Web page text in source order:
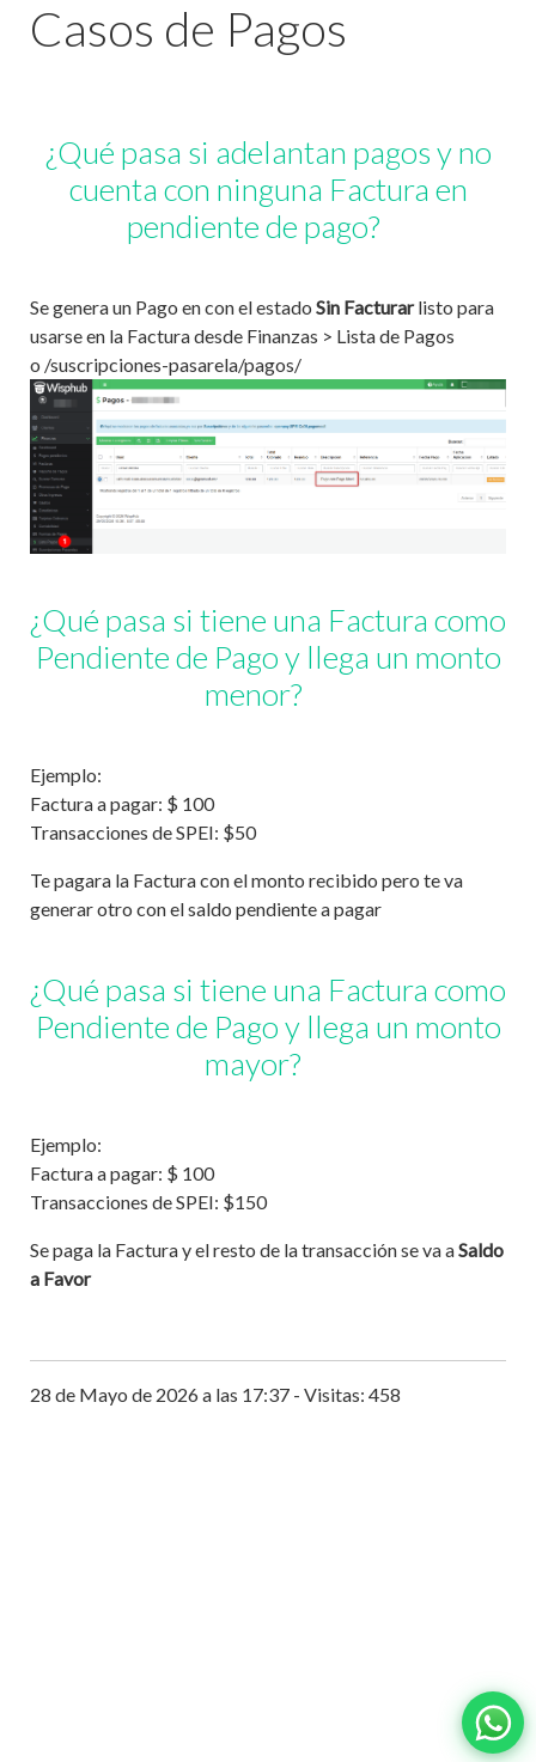
Casos de Pagos
¿Qué pasa si adelantan pagos y no
cuenta con ninguna Factura en
pendiente de pago?
Se genera un Pago en con el estado Sin Facturarlisto para
usarse en la Factura desde Finanzas > Lista de Pagos
o /suscripciones-pasarela/pagos/
¿Qué pasa si tiene una Factura como
Pendiente de Pago y llega un monto
menor?
Ejemplo:
Factura a pagar: $ 100
Transacciones de SPEI: $50
Te pagara la Factura con el monto recibido pero te va
generar otro con el saldo pendiente a pagar
¿Qué pasa si tiene una Factura como
Pendiente de Pago y llega un monto
mayor?
Ejemplo:
Factura a pagar: $ 100
Transacciones de SPEI: $150
Se paga la Factura y el resto de la transacción se va aSaldo
a Favor
28 de Mayo de 2026 a las 17:37 - Visitas: 458